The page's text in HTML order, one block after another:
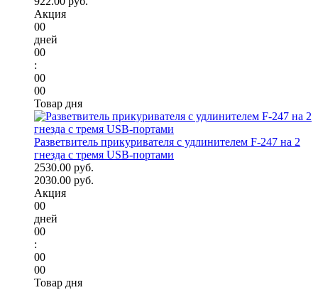
Акция
00
дней
00
:
00
00
Товар дня
Разветвитель прикуривателя с удлинителем F-247 на 2
гнезда с тремя USB-портами
2530.00 руб.
2030.00 руб.
Акция
00
дней
00
:
00
00
Товар дня